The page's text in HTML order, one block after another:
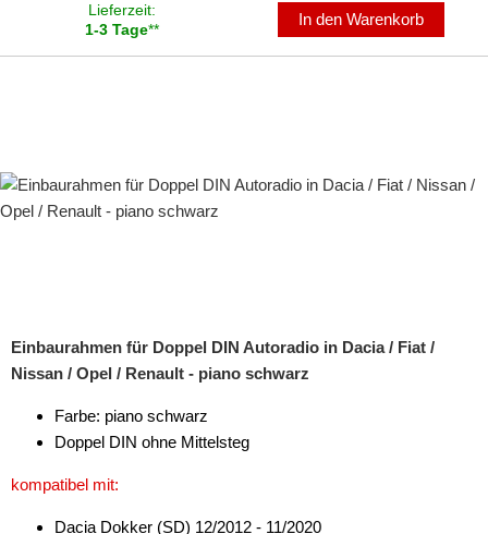
Lieferzeit:
1-3 Tage**
In den Warenkorb
Einbaurahmen für Doppel DIN Autoradio in Dacia / Fiat /
Nissan / Opel / Renault - piano schwarz
Farbe: piano schwarz
Doppel DIN ohne Mittelsteg
kompatibel mit:
Dacia Dokker (SD) 12/2012 - 11/2020